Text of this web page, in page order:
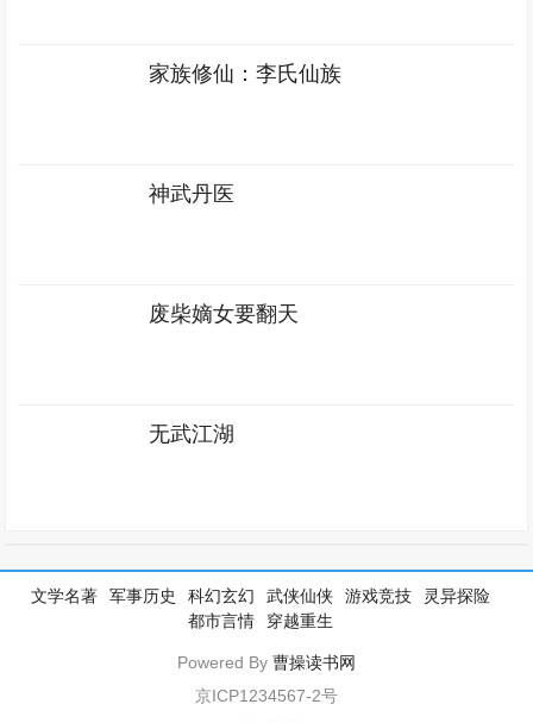
家族修仙：李氏仙族
神武丹医
废柴嫡女要翻天
无武江湖
文学名著 军事历史 科幻玄幻 武侠仙侠 游戏竞技
灵异探险
都市言情
穿越重生
Powered By 曹操读书网
京ICP1234567-2号